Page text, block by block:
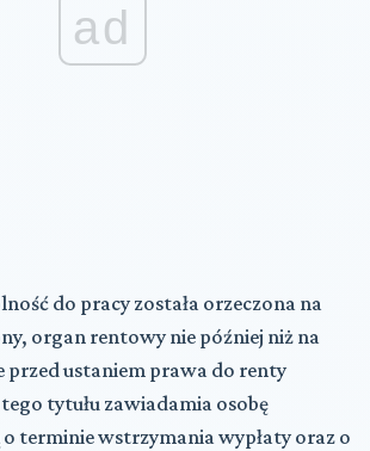
ad
do pracy została orzeczona na
organ rentowy nie później niż na
przed ustaniem prawa do renty
tytułu zawiadamia osobę
terminie wstrzymania wypłaty oraz o